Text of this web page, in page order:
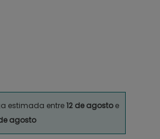
estimada entre12 de agostoe
agosto